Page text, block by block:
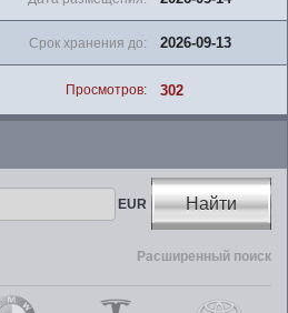
Срок хранения до: 2026-09-13
Просмотров: 302
EUR Найти
Расширенный поиск